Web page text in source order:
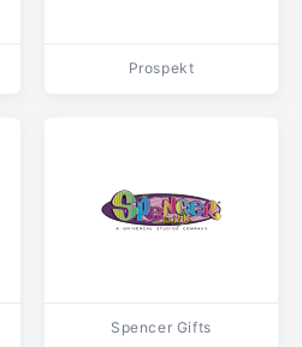
Prospekt
Spencer Gifts